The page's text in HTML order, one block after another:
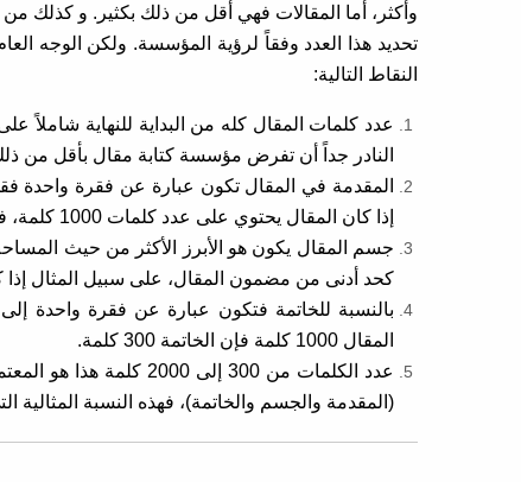
وأكثر، أما المقالات فهي أقل من ذلك بكثير. و كذلك
تحديد هذا العدد وفقاً لرؤية المؤسسة. ولكن الوجه
النقاط التالية:
النادر جداً أن تفرض مؤسسة كتابة مقال بأقل من
إذا كان المقال يحتوي على عدد كلمات 1000 كلمة، فإن المقدمة هنا تكتب ب200 كلمة…. وهكذا.
كحد أدنى من مضمون المقال، على سبيل المثال إذا كان المقال عدد كلماته
المقال 1000 كلمة فإن الخاتمة 300 كلمة.
عدد الكلمات من 300
(المقدمة والجسم والخاتمة)، فهذه النسبة